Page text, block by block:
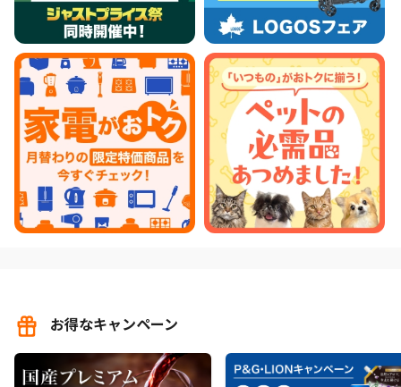
お得なキャンペーン